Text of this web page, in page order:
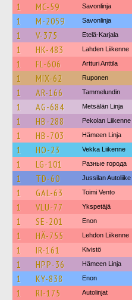
1 MC-59 Savonlinja
1 M-2059 Savonlinja
1 V-375 Etelä-Karjala
1 HK-483 Lahden Liikenne
1 FL-606 Artturi Anttila
1 MIX-62 Ruponen
1 AR-166 Tammelundin
1 AG-684 Metsälän Linja
1 HB-288 Pekolan Liikenne
1 HB-703 Hämeen Linja
1 HO-23 Vekka Liikenne
1 LG-101 Разные города
1 TD-60 Jussilan Autoliike
1 GAL-63 Toimi Vento
1 VLU-77 Ykspetäjä
1 SE-201 Enon
1 HÄ-755 Lehdon Liikenne
1 IR-161 Kivistö
1 HPP-36 Hämeen Linja
1 KY-838 Enon
1 RI-175 Autolinjat